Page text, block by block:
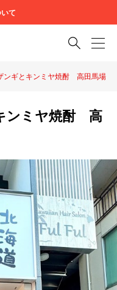
て

ンギとキンミヤ焼酎 高田馬場
ンミヤ焼酎 高